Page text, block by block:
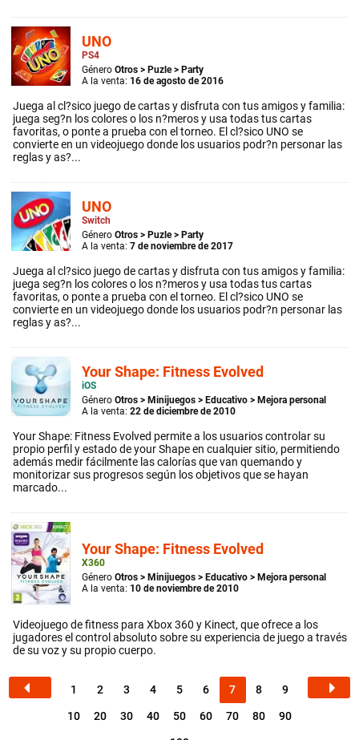
UNO
PS4
Género Otros > Puzle> Party
A la venta: 16 de agosto de 2016
Juega al cl?sico juego de cartas y disfruta con tus amigos y familia:
juega seg?n los colores o los n?meros y usa todas tus cartas
favoritas, o ponte a prueba con el torneo. El cl?sico UNO se
convierte en un videojuego donde los usuarios podr?n personar las
reglas y as?...
UNO
Switch
Género Otros > Puzle> Party
A la venta: 7 de noviembre de 2017
Juega al cl?sico juego de cartas y disfruta con tus amigos y familia:
juega seg?n los colores o los n?meros y usa todas tus cartas
favoritas, o ponte a prueba con el torneo. El cl?sico UNO se
convierte en un videojuego donde los usuarios podr?n personar las
reglas y as?...
Your Shape: Fitness Evolved
iOS
Género Otros > Minijuegos > Educativo > Mejora personal
A la venta: 22 de diciembre de 2010
Your Shape: Fitness Evolved permite a los usuarios controlar su
propio perfil y estado de your Shape en cualquier sitio, permitiendo
además medir fácilmente las calorías que van quemando y
monitorizar sus progresos según los objetivos que se hayan
marcado...
Your Shape: Fitness Evolved
X360
Género Otros > Minijuegos > Educativo > Mejora personal
A la venta: 10 de noviembre de 2010
Videojuego de fitness para Xbox 360 y Kinect, que ofrece a los
jugadores el control absoluto sobre su experiencia de juego a través
de su voz y su propio cuerpo.
1 2 3 4 5 6 7 8 9
10 20 30 40 50 60 70 80 90